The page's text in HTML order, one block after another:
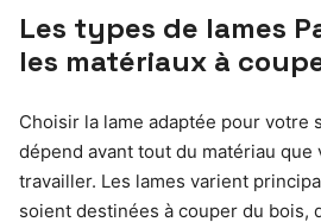
Les types de lames
les matériaux à
Choisir la lame adaptée pour votre
dépend avant tout du matériau que
travailler. Les lames varient
soient destinées à couper du bois,